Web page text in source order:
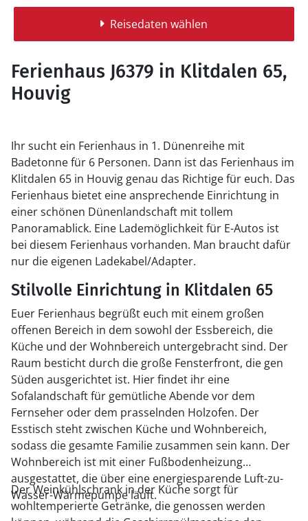
Reisedaten wählen
Ferienhaus J6379 in Klitdalen 65,
Houvig
Ihr sucht ein Ferienhaus in 1. Dünenreihe mit
Badetonne für 6 Personen. Dann ist das Ferienhaus im
Klitdalen 65 in Houvig genau das Richtige für euch. Das
Ferienhaus bietet eine ansprechende Einrichtung in
einer schönen Dünenlandschaft mit tollem
Panoramablick. Eine Lademöglichkeit für E-Autos ist
bei diesem Ferienhaus vorhanden. Man braucht dafür
nur die eigenen Ladekabel/Adapter.
Stilvolle Einrichtung in Klitdalen 65
Euer Ferienhaus begrüßt euch mit einem großen
offenen Bereich in dem sowohl der Essbereich, die
Küche und der Wohnbereich untergebracht sind. Der
Raum besticht durch die große Fensterfront, die gen
Süden ausgerichtet ist. Hier findet ihr eine
Sofalandschaft für gemütliche Abende vor dem
Fernseher oder dem prasselnden Holzofen. Der
Esstisch steht zwischen Küche und Wohnbereich,
sodass die gesamte Familie zusammen sein kann. Der
Wohnbereich ist mit einer Fußbodenheizung
ausgestattet, die über eine energiesparende Luft-zu-
Wasser-Wärmepumpe läuft.
Der Weinkühlschrank in der Küche sorgt für
wohltemperierte Getränke, die genossen werden